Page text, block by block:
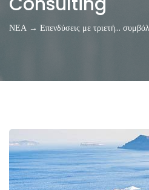
ΝΕΑ → Επενδύσεις με τριετή…